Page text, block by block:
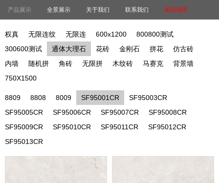
产品展示 全景展示 关于我们 联系我们 返回场景
权真 无限连纹 无限连 600x1200
800800测试
300600测试
通体大理石 花砖 金刚石 拼花
仿古砖
内墙
随机拼 角砖 无限拼 木纹砖 马赛克
背景墙
750X1500
8809 8808 8009 SF95001CR
SF95003CR
SF95005CR
SF95006CR SF95007CR
SF95008CR
SF95009CR
SF95010CR SF95011CR
SF95012CR
SF95013CR